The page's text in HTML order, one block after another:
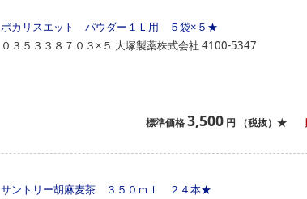
ポカリスエット パウダー１Ｌ用 ５袋×５ ★
０３５３３８７０３×５ 大塚製薬株式会社 4100-5347
標準価格 3,500 円 （税抜）★
サントリー胡麻麦茶 ３５０ｍｌ ２４本★